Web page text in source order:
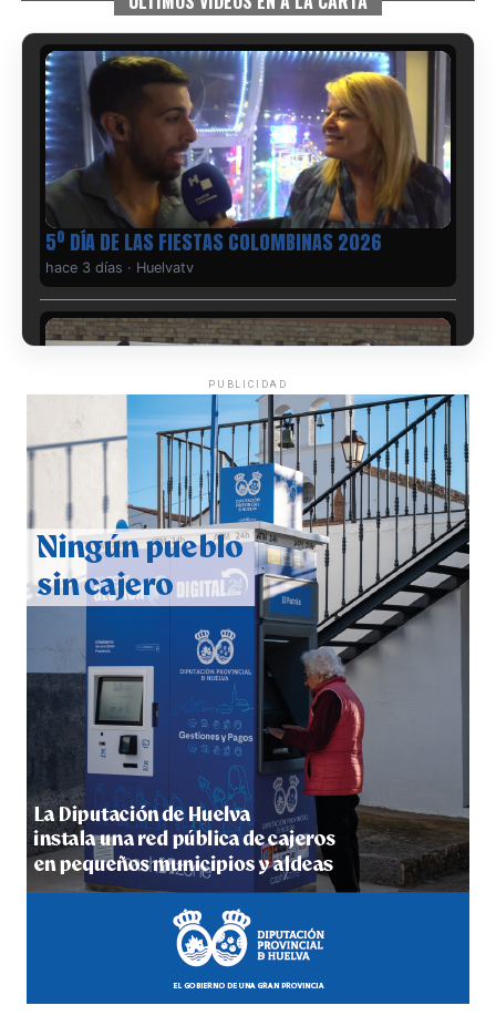
5º DÍA DE LAS FIESTAS COLOMBINAS 2026
hace 3 días · Huelvatv
CUARTA CORRIDA DE LAS FIESTAS COLOMBINAS
2026
hace 4 días·Huelvatv
4º DÍA DE LAS FIESTAS COLOMBINAS 2026
hace 4 días·Huelvatv
PUBLICIDAD